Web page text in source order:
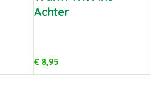
Achter
€8,95